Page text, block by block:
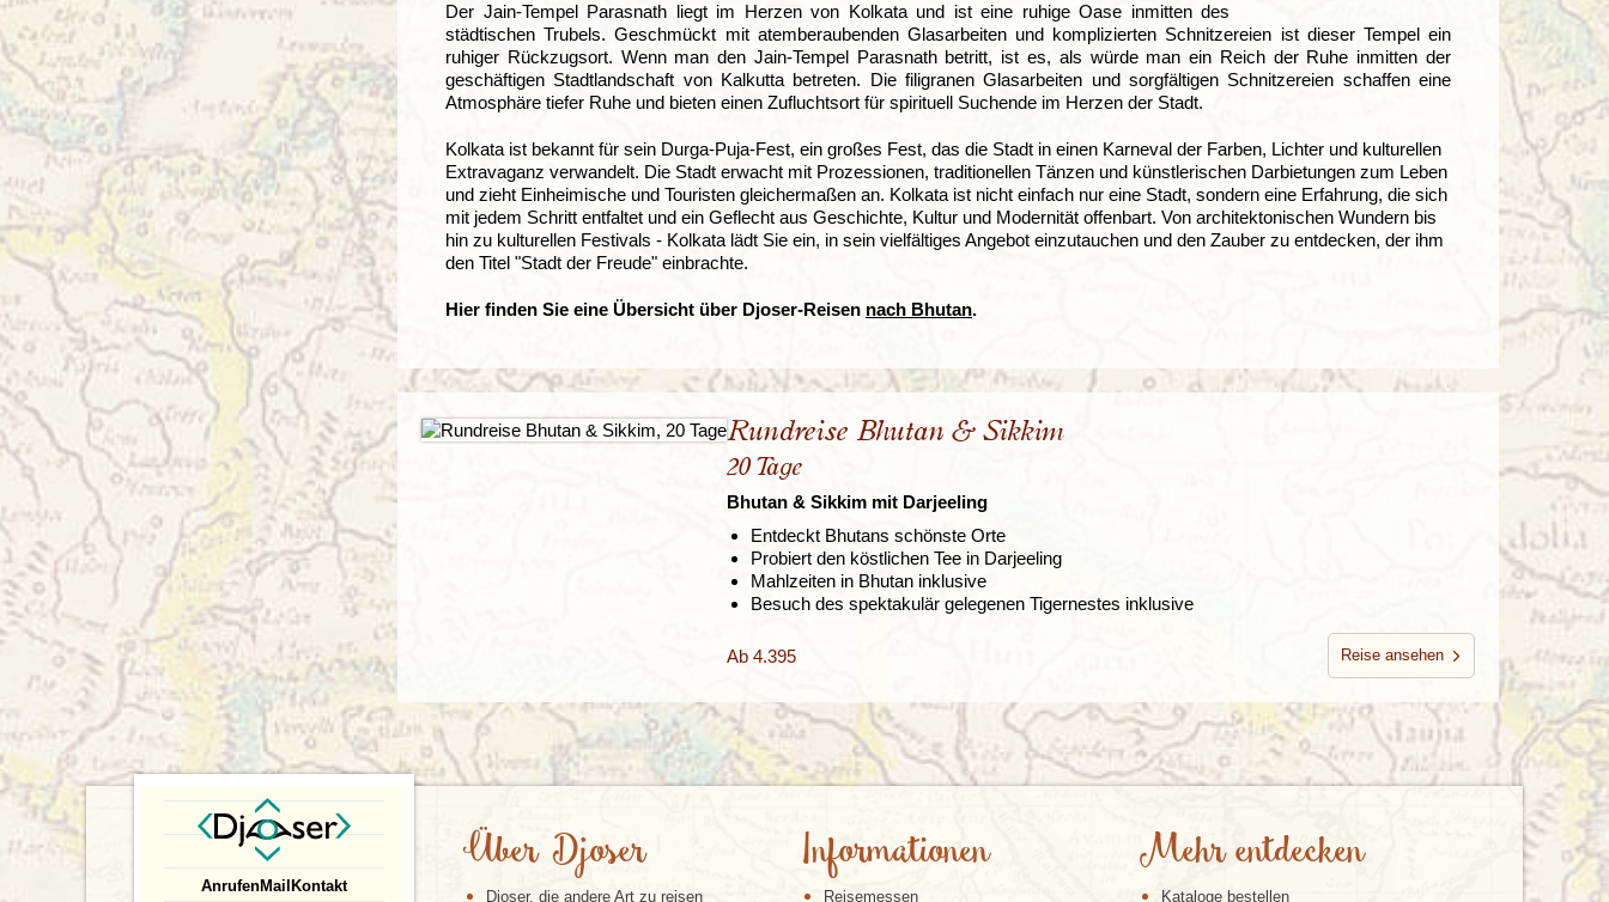
Der Jain-Tempel Parasnath liegt im Herzen von Kolkata und ist eine ruhige Oase inmitten des
städtischen Trubels. Geschmückt mit atemberaubenden Glasarbeiten und komplizierten Schnitzereien ist dieser Tempel ein
ruhiger Rückzugsort. Wenn man den Jain-Tempel Parasnath betritt, ist es, als würde man ein Reich der Ruhe inmitten der
geschäftigen Stadtlandschaft von Kalkutta betreten. Die filigranen Glasarbeiten und sorgfältigen Schnitzereien schaffen eine
Atmosphäre tiefer Ruhe und bieten einen Zufluchtsort für spirituell Suchende im Herzen der Stadt.
Kolkata ist bekannt für sein Durga-Puja-Fest, ein großes Fest, das die Stadt in einen Karneval der Farben, Lichter und kulturellen
Extravaganz verwandelt. Die Stadt erwacht mit Prozessionen, traditionellen Tänzen und künstlerischen Darbietungen zum Leben
und zieht Einheimische und Touristen gleichermaßen an. Kolkata ist nicht einfach nur eine Stadt, sondern eine Erfahrung, die sich
mit jedem Schritt entfaltet und ein Geflecht aus Geschichte, Kultur und Modernität offenbart. Von architektonischen Wundern bis
hin zu kulturellen Festivals - Kolkata lädt Sie ein, in sein vielfältiges Angebot einzutauchen und den Zauber zu entdecken, der ihm
den Titel "Stadt der Freude" einbrachte.
Hier finden Sie eine Übersicht über Djoser-Reisen nach Bhutan.
Rundreise Bhutan & Sikkim
20 Tage
Bhutan & Sikkim mit Darjeeling
Entdeckt Bhutans schönste Orte
Probiert den köstlichen Tee in Darjeeling
Mahlzeiten in Bhutan inklusive
Besuch des spektakulär gelegenen Tigernestes inklusive
Ab 4.395 Reise ansehen
AnrufenMail Kontakt
Über Djoser
Djoser, die andere Art zu reisen
Informationen
Reisemessen
Mehr entdecken
Kataloge bestellen